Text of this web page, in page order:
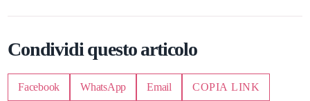
Condividi questo articolo
Facebook WhatsApp Email COPIA LINK